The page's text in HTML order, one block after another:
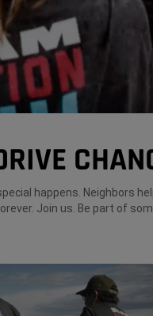
happens. Neighbors
Join us. Be part of